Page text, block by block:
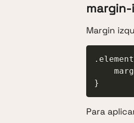
Margin
}
Para